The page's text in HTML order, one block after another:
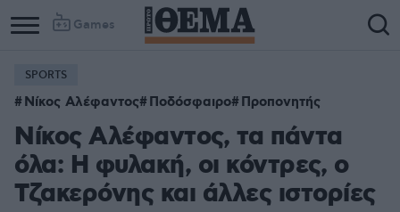
Games
SPORTS
Νίκος Αλέφαντος Ποδόσφαιρο Προπονητής
Νίκος Αλέφαντος, τα πάντα
όλα: Η φυλακή, οι κόντρες, ο
Τζακερόνης και άλλες ιστορίες